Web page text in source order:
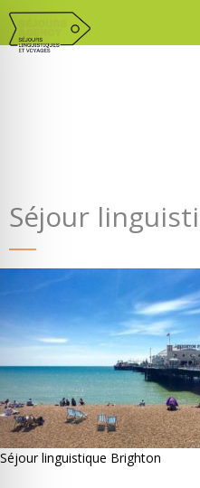
Séjour
Séjour linguistique Brighton